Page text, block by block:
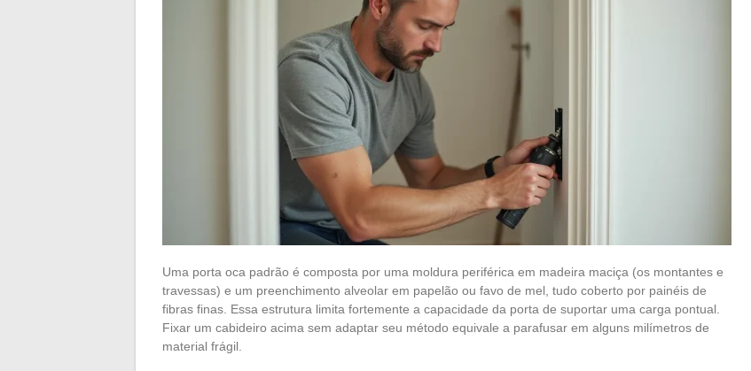
Uma porta oca padrão é composta por uma moldura periférica em madeira maciça (os montantes e
travessas) e um preenchimento alveolar em papelão ou favo de mel, tudo coberto por painéis de
fibras finas. Essa estrutura limita fortemente a capacidade da porta de suportar uma carga pontual.
Fixar um cabideiro acima sem adaptar seu método equivale a parafusar em alguns milímetros de
material frágil.